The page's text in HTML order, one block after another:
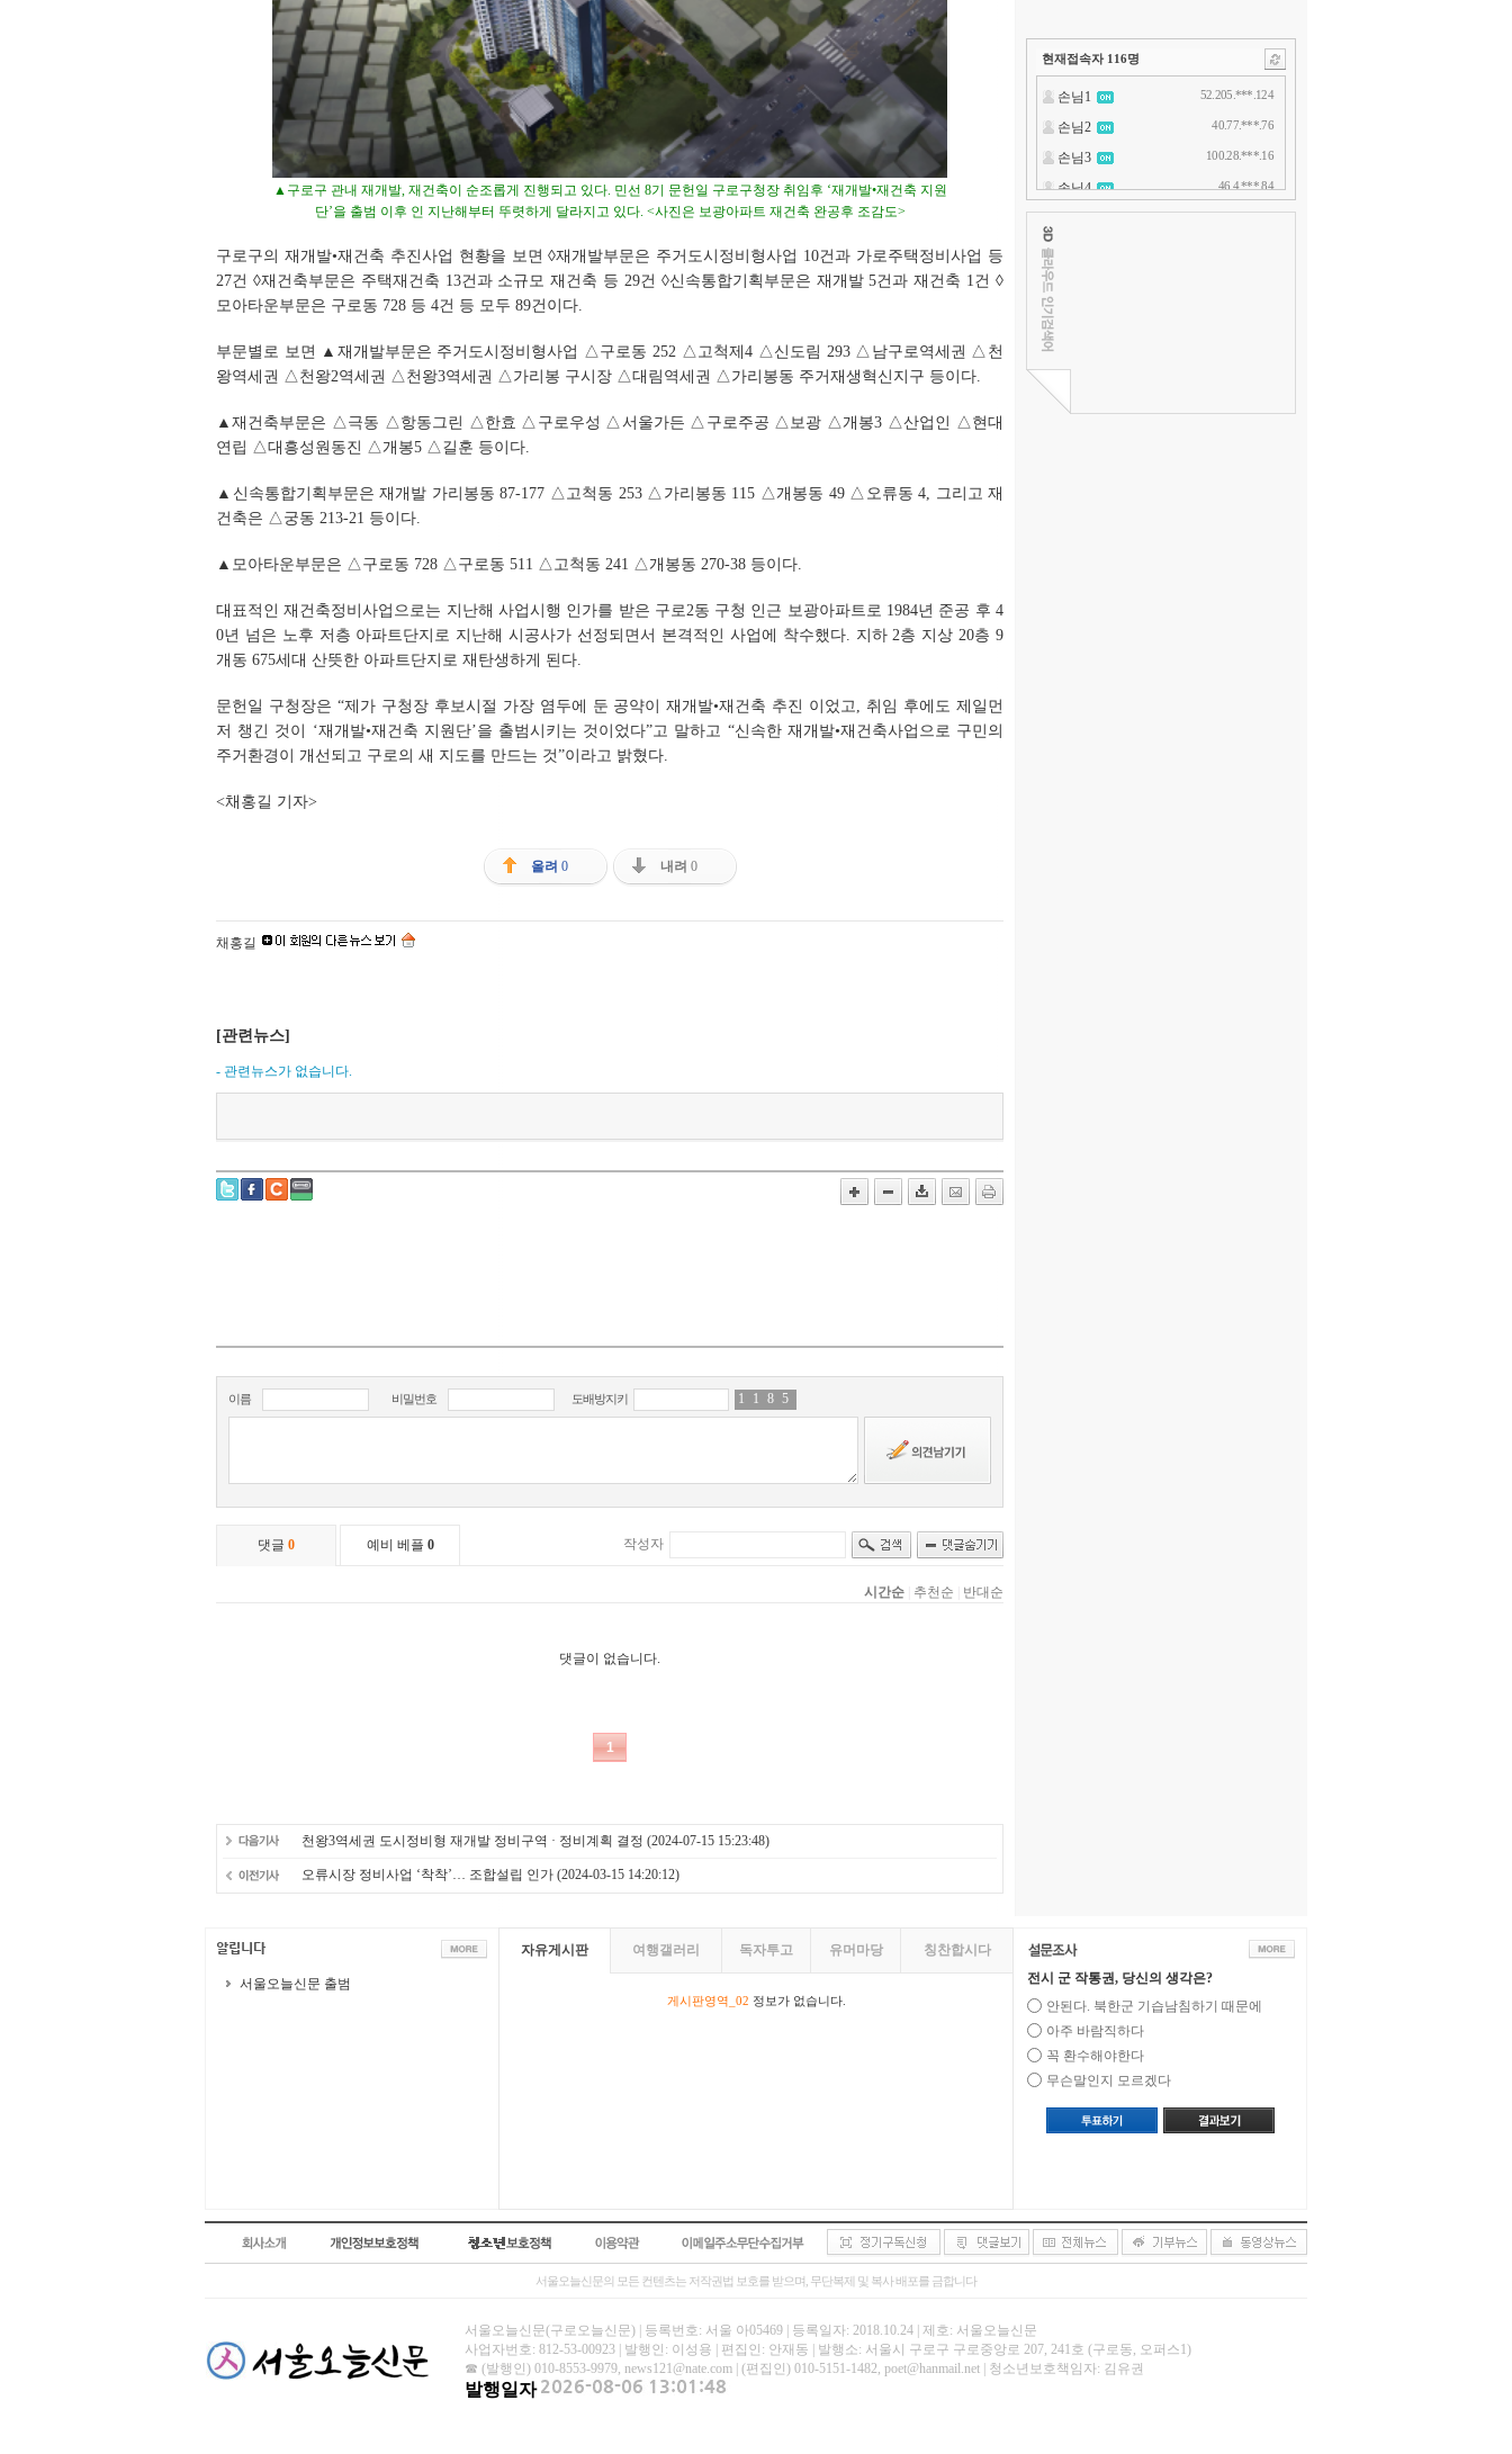
▲구로구 관내 재개발, 재건축이 순조롭게 진행되고 있다. 민선 8기 문헌일 구로구청장 취임후 ‘재개발•재건축 지원
단’을 출범 이후 인 지난해부터 뚜렷하게 달라지고 있다. <사진은 보광아파트 재건축 완공후 조감도>
구로구의 재개발•재건축 추진사업 현황을 보면 ◊재개발부문은 주거도시정비형사업 10건과 가로주택정비사업 등
27건 ◊재건축부문은 주택재건축 13건과 소규모 재건축 등 29건 ◊신속통합기획부문은 재개발 5건과 재건축 1건 ◊
모아타운부문은 구로동 728 등 4건 등 모두 89건이다.
부문별로 보면 ▲재개발부문은 주거도시정비형사업 △구로동 252 △고척제4 △신도림 293 △남구로역세권 △천
왕역세권 △천왕2역세권 △천왕3역세권 △가리봉 구시장 △대림역세권 △가리봉동 주거재생혁신지구 등이다.
▲재건축부문은 △극동 △항동그린 △한효 △구로우성 △서울가든 △구로주공 △보광 △개봉3 △산업인 △현대
연립 △대흥성원동진 △개봉5 △길훈 등이다.
▲신속통합기획부문은 재개발 가리봉동 87-177 △고척동 253 △가리봉동 115 △개봉동 49 △오류동 4, 그리고 재
건축은 △궁동 213-21 등이다.
▲모아타운부문은 △구로동 728 △구로동 511 △고척동 241 △개봉동 270-38 등이다.
대표적인 재건축정비사업으로는 지난해 사업시행 인가를 받은 구로2동 구청 인근 보광아파트로 1984년 준공 후 4
0년 넘은 노후 저층 아파트단지로 지난해 시공사가 선정되면서 본격적인 사업에 착수했다. 지하 2층 지상 20층 9
개동 675세대 산뜻한 아파트단지로 재탄생하게 된다.
문헌일 구청장은 “제가 구청장 후보시절 가장 염두에 둔 공약이 재개발•재건축 추진 이었고, 취임 후에도 제일먼
저 챙긴 것이 ‘재개발•재건축 지원단’을 출범시키는 것이었다”고 말하고 “신속한 재개발•재건축사업으로 구민의
주거환경이 개선되고 구로의 새 지도를 만드는 것”이라고 밝혔다.
<채홍길 기자>
올려 0 내려 0
채홍길
[관련뉴스]
- 관련뉴스가 없습니다.
천왕3역세권 도시정비형 재개발 정비구역 · 정비계획 결정 (2024-07-15 15:23:48)
오류시장 정비사업 ‘착착’… 조합설립 인가 (2024-03-15 14:20:12)
현재접속자 116명
서울오늘신문 출범
자유게시판 여행갤러리 독자투고 유머마당 칭찬합시다
게시판영역_02 정보가 없습니다.
전시 군 작통권, 당신의 생각은?
안된다. 북한군 기습남침하기 때문에
아주 바람직하다
꼭 환수해야한다
무슨말인지 모르겠다
서울오늘신문의 모든 컨텐츠는 저작권법 보호를 받으며, 무단복제 및 복사 배포를 금합니다
서울오늘신문(구로오늘신문) | 등록번호: 서울 아05469 | 등록일자: 2018.10.24 | 제호: 서울오늘신문
사업자번호: 812-53-00923 | 발행인: 이성용 | 편집인: 안재동 | 발행소: 서울시 구로구 구로중앙로 207, 241호 (구로동, 오퍼스1)
☎ (발행인) 010-8553-9979, news121@nate.com | (편집인) 010-5151-1482, poet@hanmail.net | 청소년보호책임자: 김유권
발행일자